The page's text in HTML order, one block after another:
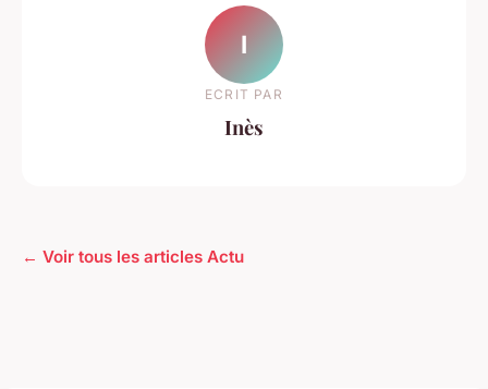
I
ECRIT PAR
Inès
← Voir tous les articles Actu